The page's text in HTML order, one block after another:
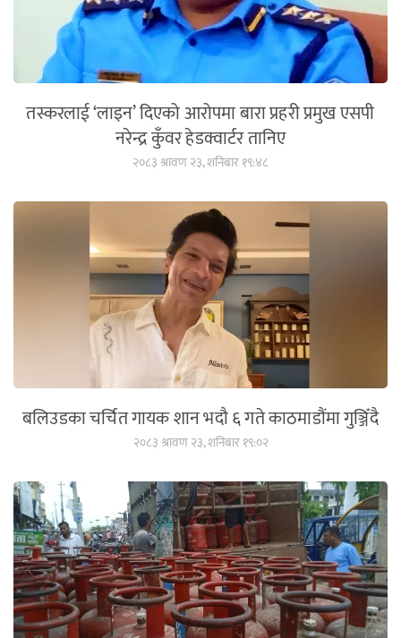
तस्करलाई ‘लाइन’ दिएको आरोपमा बारा प्रहरी प्रमुख एसपी
नरेन्द्र कुँवर हेडक्वार्टर तानिए
२०८३ श्रावण २३, शनिबार १९:४८
बलिउडका चर्चित गायक शान भदौ ६ गते काठमाडौंमा गुञ्जिँदै
२०८३ श्रावण २३, शनिबार १९:०२